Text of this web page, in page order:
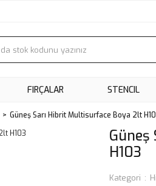
FIRÇALAR STENCIL
Güneş Sarı Hibrit Multisurface Boya 2lt
H103
Kategori